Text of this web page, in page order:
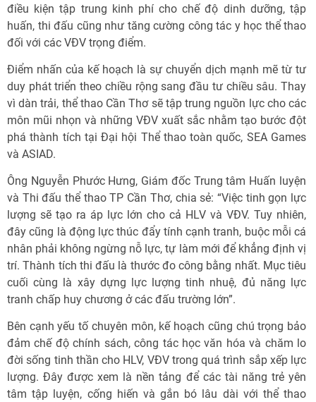
điều kiện tập trung kinh phí cho chế độ dinh dưỡng, tập
huấn, thi đấu cũng như tăng cường công tác y học thể thao
đối với các VĐV trọng điểm.
Điểm nhấn của kế hoạch là sự chuyển dịch mạnh mẽ từ tư
duy phát triển theo chiều rộng sang đầu tư chiều sâu. Thay
vì dàn trải, thể thao Cần Thơ sẽ tập trung nguồn lực cho các
môn mũi nhọn và những VĐV xuất sắc nhằm tạo bước đột
phá thành tích tại Đại hội Thể thao toàn quốc, SEA Games
và ASIAD.
Ông Nguyễn Phước Hưng, Giám đốc Trung tâm Huấn luyện
và Thi đấu thể thao TP Cần Thơ, chia sẻ: “Việc tinh gọn lực
lượng sẽ tạo ra áp lực lớn cho cả HLV và VĐV. Tuy nhiên,
đây cũng là động lực thúc đẩy tính cạnh tranh, buộc mỗi cá
nhân phải không ngừng nỗ lực, tự làm mới để khẳng định vị
trí. Thành tích thi đấu là thước đo công bằng nhất. Mục tiêu
cuối cùng là xây dựng lực lượng tinh nhuệ, đủ năng lực
tranh chấp huy chương ở các đấu trường lớn”.
Bên cạnh yếu tố chuyên môn, kế hoạch cũng chú trọng bảo
đảm chế độ chính sách, công tác học văn hóa và chăm lo
đời sống tinh thần cho HLV, VĐV trong quá trình sắp xếp lực
lượng. Đây được xem là nền tảng để các tài năng trẻ yên
tâm tập luyện, cống hiến và gắn bó lâu dài với thể thao